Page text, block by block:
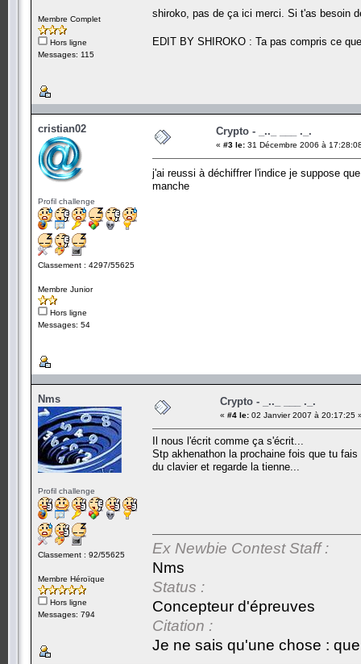
Membre Complet
Hors ligne
Messages: 115
shiroko, pas de ça ici merci. Si t'as besoin
EDIT BY SHIROKO : Ta pas compris ce
cristian02
Profil challenge
Classement : 4297/55625
Membre Junior
Hors ligne
Messages: 54
Crypto - _.._ ___ ._.
« #3 le: 31 Décembre 2006 à
j'ai reussi à déchiffrer l'indice je suppose
manche
Nms
Profil challenge
Classement : 92/55625
Membre Héroïque
Hors ligne
Messages: 794
Crypto - _.._ ___ ._.
« #4 le: 02 Janvier 2007 à 20:17:25
Il nous l'écrit comme ça s'écrit...
Stp akhenathon la prochaine fois que tu
du clavier et regarde la tienne...
Ex Newbie Contest Staff :
Nms
Status :
Concepteur d'épreuves
Citation :
Je ne sais qu'une chose :